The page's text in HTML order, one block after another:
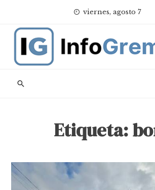
content
viernes, agosto 7
Etiqueta: